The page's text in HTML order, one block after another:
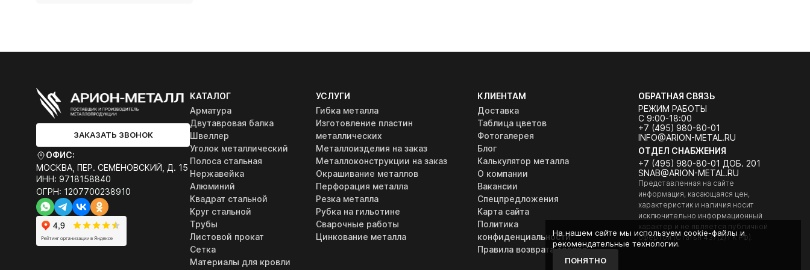
ЗАКАЗАТЬ ЗВОНОК
ОФИС:
МОСКВА, ПЕР. СЕМЁНОВСКИЙ, Д. 15
ИНН: 9718158840
ОГРН: 1207700238910
КАТАЛОГ
Арматура
Двутавровая балка
Швеллер
Уголок металлический
Полоса стальная
Нержавейка
Алюминий
Квадрат стальной
Круг стальной
Трубы
Листовой прокат
Сетка
Материалы для кровли
УСЛУГИ
Гибка металла
Изготовление пластин
металлических
Металлоизделия на заказ
Металлоконструкции на заказ
Окрашивание металлов
Перфорация металла
Резка металла
Рубка на гильотине
Сварочные работы
Цинкование металла
КЛИЕНТАМ
Доставка
Таблица цветов
Фотогалерея
Блог
Калькулятор металла
О компании
Вакансии
Спецпредложения
Карта сайта
Политика
конфиденциальности
Правила возврата товара
ОБРАТНАЯ СВЯЗЬ
РЕЖИМ РАБОТЫ
С 9:00-18:00
+7 (495) 980-80-01
INFO@ARION-METAL.RU
ОТДЕЛ СНАБЖЕНИЯ
+7 (495) 980-80-01 ДОБ. 201
SNAB@ARION-METAL.RU
Представленная на сайте
информация, касающаяся цен,
характеристик и наличия носит
исключительно информационный
характер и не является публичной
офертой (Статья 437(2) ГК РФ).
На нашем сайте мы используем cookie-файлы и
рекомендательные технологии.
ПОНЯТНО